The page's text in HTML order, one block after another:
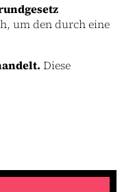
um den durch eine
Diese